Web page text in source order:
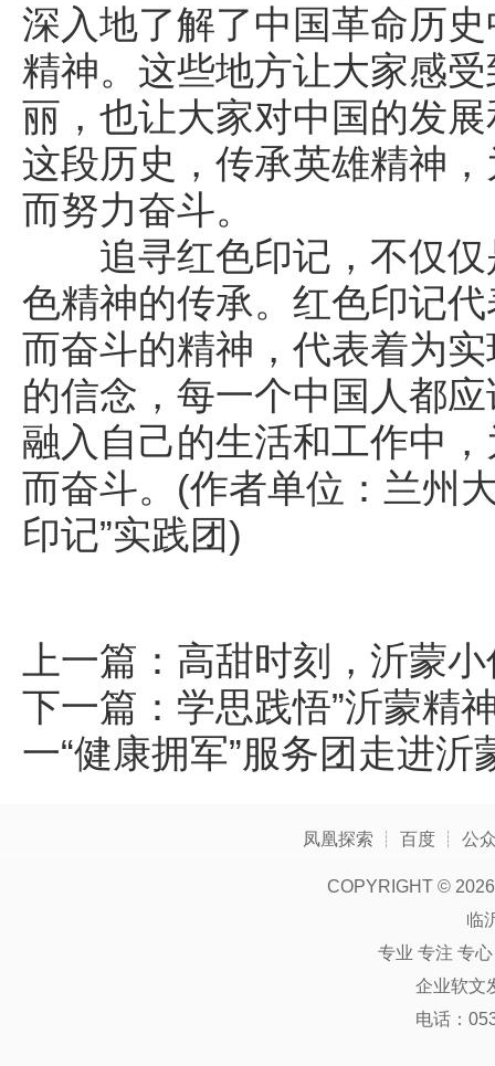
深入地了解了中国革命历
精神。这些地方让大家感
丽，也让大家对中国的发
这段历史，传承英雄精神
而努力奋斗。
追寻红色印记，不仅仅
色精神的传承。红色印记
而奋斗的精神，代表着为
的信念，每一个中国人都
融入自己的生活和工作中
而奋斗。(作者单位：兰州
印记”实践团)
上一篇： 高甜时刻，沂蒙
下一篇： 学思践悟”沂蒙精
一“健康拥军”服务团走进沂
凤凰探索 ┊ 百度 ┊ 公
COPYRIGHT ©
临
专业 专注 专
企业软文
电话：